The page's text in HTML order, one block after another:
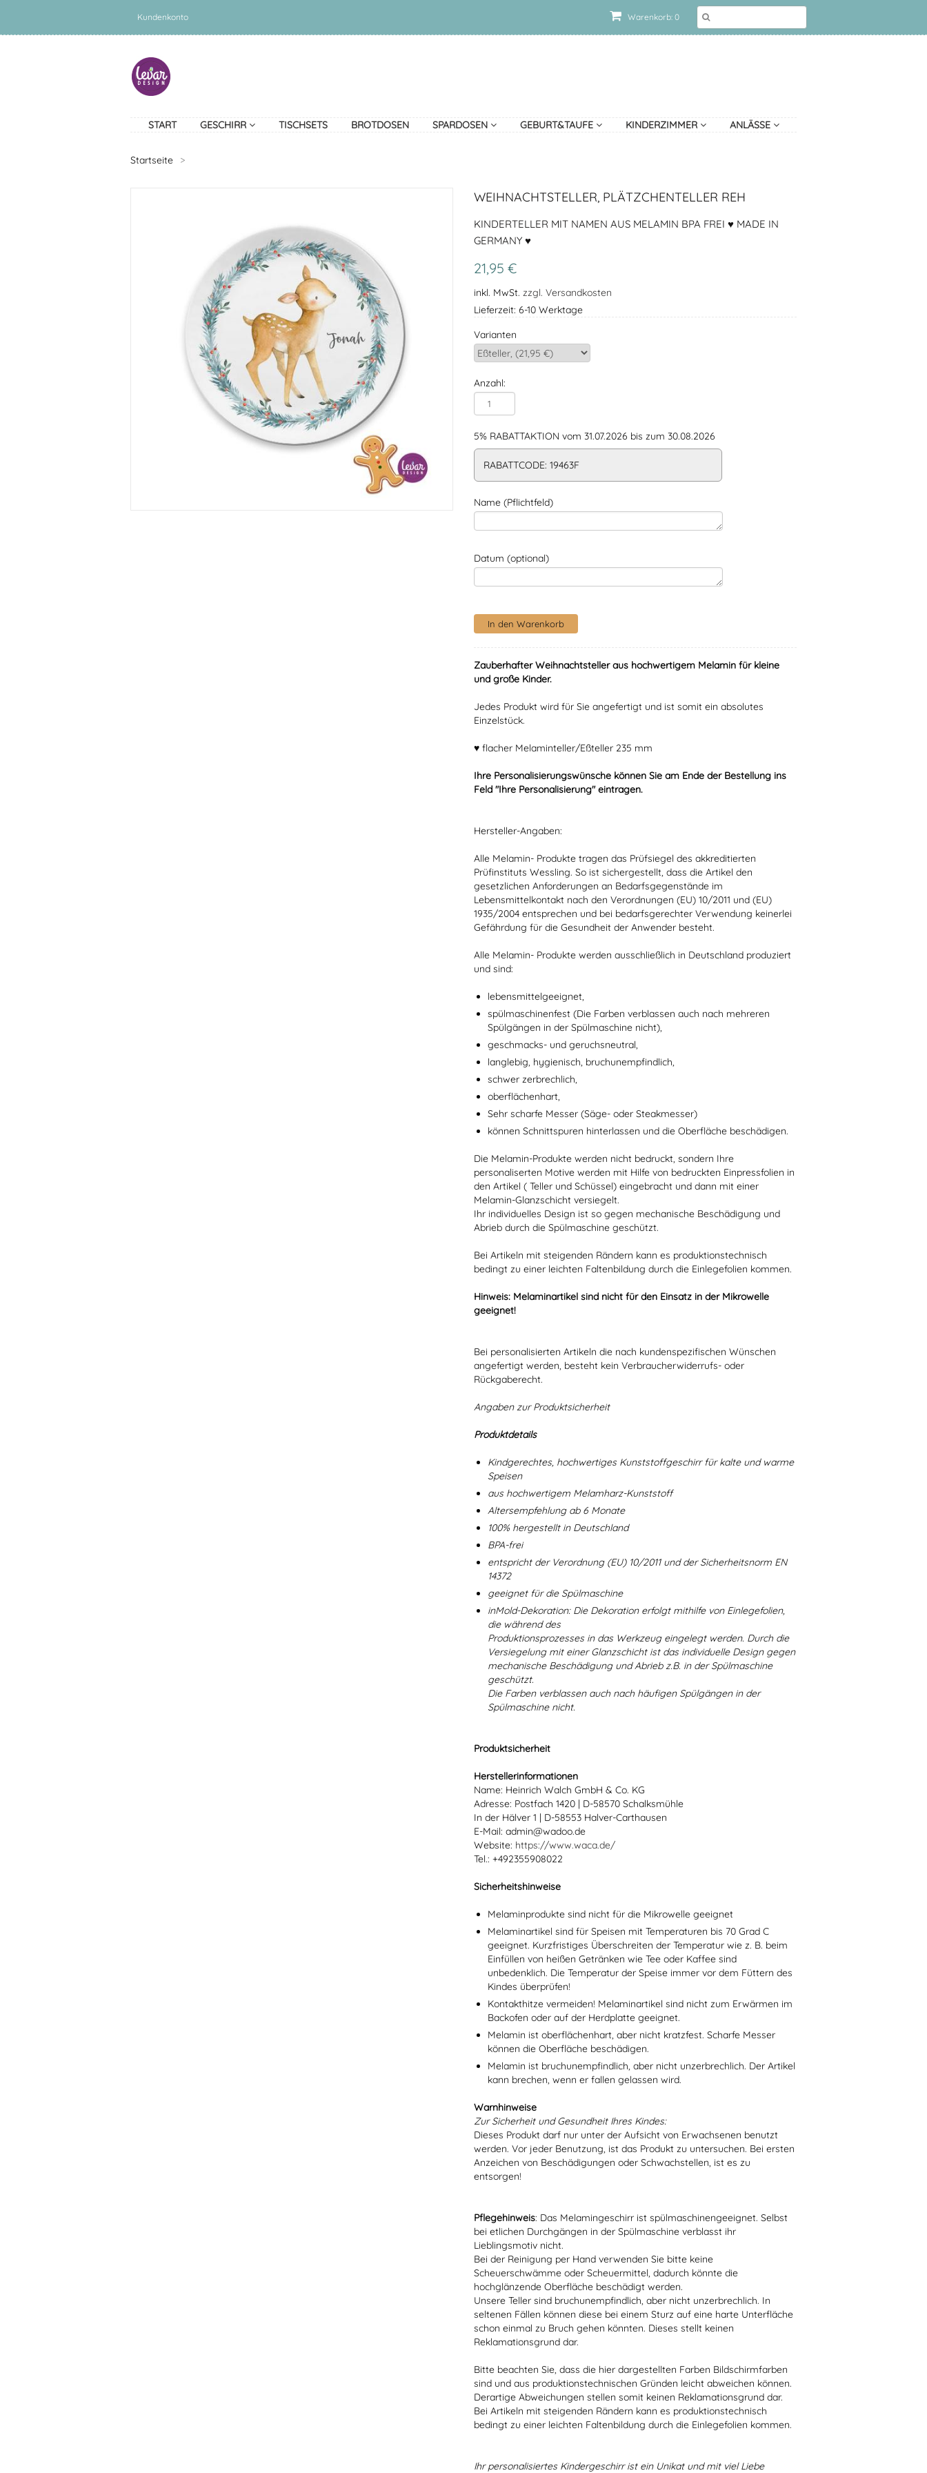
Warenkorb: 0
Kundenkonto
START GESCHIRR TISCHSETS BROTDOSEN SPARDOSEN GEBURT&TAUFE KINDERZIMMER ANLÄSSE
Startseite >
WEIHNACHTSTELLER, PLÄTZCHENTELLER REH
KINDERTELLER MIT NAMEN AUS MELAMIN BPA FREI ♥ MADE IN
GERMANY ♥
21,95 €
inkl. MwSt. zzgl. Versandkosten
Lieferzeit: 6-10 Werktage
Varianten
Anzahl:
5% RABATTAKTION vom 31.07.2026 bis zum 30.08.2026
RABATTCODE: 19463F
Name (Pflichtfeld)
Datum (optional)
Zauberhafter Weihnachtsteller aus hochwertigem Melamin für kleine
und große Kinder.
Jedes Produkt wird für Sie angefertigt und ist somit ein absolutes
Einzelstück.
♥ flacher Melaminteller/Eßteller 235 mm
Ihre Personalisierungswünsche können Sie am Ende der Bestellung ins
Feld "Ihre Personalisierung" eintragen.
Hersteller-Angaben:
Alle Melamin- Produkte tragen das Prüfsiegel des akkreditierten
Prüfinstituts Wessling. So ist sichergestellt, dass die Artikel den
gesetzlichen Anforderungen an Bedarfsgegenstände im
Lebensmittelkontakt nach den Verordnungen (EU) 10/2011 und (EU)
1935/2004 entsprechen und bei bedarfsgerechter Verwendung keinerlei
Gefährdung für die Gesundheit der Anwender besteht.
Alle Melamin- Produkte werden ausschließlich in Deutschland produziert
und sind:
lebensmittelgeeignet,
spülmaschinenfest (Die Farben verblassen auch nach mehreren
Spülgängen in der Spülmaschine nicht),
geschmacks- und geruchsneutral,
langlebig, hygienisch, bruchunempfindlich,
schwer zerbrechlich,
oberflächenhart,
Sehr scharfe Messer (Säge- oder Steakmesser)
können Schnittspuren hinterlassen und die Oberfläche beschädigen.
Die Melamin-Produkte werden nicht bedruckt, sondern Ihre
personaliserten Motive werden mit Hilfe von bedruckten Einpressfolien in
den Artikel ( Teller und Schüssel) eingebracht und dann mit einer
Melamin-Glanzschicht versiegelt.
Ihr individuelles Design ist so gegen mechanische Beschädigung und
Abrieb durch die Spülmaschine geschützt.
Bei Artikeln mit steigenden Rändern kann es produktionstechnisch
bedingt zu einer leichten Faltenbildung durch die Einlegefolien kommen.
Hinweis: Melaminartikel sind nicht für den Einsatz in der Mikrowelle
geeignet!
Bei personalisierten Artikeln die nach kundenspezifischen Wünschen
angefertigt werden, besteht kein Verbraucherwiderrufs- oder
Rückgaberecht.
Angaben zur Produktsicherheit
Produktdetails
Kindgerechtes, hochwertiges Kunststoffgeschirr für kalte und warme
Speisen
aus hochwertigem Melamharz-Kunststoff
Altersempfehlung ab 6 Monate
100% hergestellt in Deutschland
BPA-frei
entspricht der Verordnung (EU) 10/2011 und der Sicherheitsnorm EN
14372
geeignet für die Spülmaschine
inMold-Dekoration: Die Dekoration erfolgt mithilfe von Einlegefolien,
die während des
Produktionsprozesses in das Werkzeug eingelegt werden. Durch die
Versiegelung mit einer Glanzschicht ist das individuelle Design gegen
mechanische Beschädigung und Abrieb z.B. in der Spülmaschine
geschützt.
Die Farben verblassen auch nach häufigen Spülgängen in der
Spülmaschine nicht.
Produktsicherheit
Herstellerinformationen
Name: Heinrich Walch GmbH & Co. KG
Adresse: Postfach 1420 | D-58570 Schalksmühle
In der Hälver 1 | D-58553 Halver-Carthausen
E-Mail: admin@wadoo.de
Website: https://www.waca.de/
Tel.: +492355908022
Sicherheitshinweise
Melaminprodukte sind nicht für die Mikrowelle geeignet
Melaminartikel sind für Speisen mit Temperaturen bis 70 Grad C
geeignet. Kurzfristiges Überschreiten der Temperatur wie z. B. beim
Einfüllen von heißen Getränken wie Tee oder Kaffee sind
unbedenklich. Die Temperatur der Speise immer vor dem Füttern des
Kindes überprüfen!
Kontakthitze vermeiden! Melaminartikel sind nicht zum Erwärmen im
Backofen oder auf der Herdplatte geeignet.
Melamin ist oberflächenhart, aber nicht kratzfest. Scharfe Messer
können die Oberfläche beschädigen.
Melamin ist bruchunempfindlich, aber nicht unzerbrechlich. Der Artikel
kann brechen, wenn er fallen gelassen wird.
Warnhinweise
Zur Sicherheit und Gesundheit Ihres Kindes:
Dieses Produkt darf nur unter der Aufsicht von Erwachsenen benutzt
werden. Vor jeder Benutzung, ist das Produkt zu untersuchen. Bei ersten
Anzeichen von Beschädigungen oder Schwachstellen, ist es zu
entsorgen!
Pflegehinweis: Das Melamingeschirr ist spülmaschinengeeignet. Selbst
bei etlichen Durchgängen in der Spülmaschine verblasst ihr
Lieblingsmotiv nicht.
Bei der Reinigung per Hand verwenden Sie bitte keine
Scheuerschwämme oder Scheuermittel, dadurch könnte die
hochglänzende Oberfläche beschädigt werden.
Unsere Teller sind bruchunempfindlich, aber nicht unzerbrechlich. In
seltenen Fällen können diese bei einem Sturz auf eine harte Unterfläche
schon einmal zu Bruch gehen könnten. Dieses stellt keinen
Reklamationsgrund dar.
Bitte beachten Sie, dass die hier dargestellten Farben Bildschirmfarben
sind und aus produktionstechnischen Gründen leicht abweichen können.
Derartige Abweichungen stellen somit keinen Reklamationsgrund dar.
Bei Artikeln mit steigenden Rändern kann es produktionstechnisch
bedingt zu einer leichten Faltenbildung durch die Einlegefolien kommen.
Ihr personalisiertes Kindergeschirr ist ein Unikat und mit viel Liebe